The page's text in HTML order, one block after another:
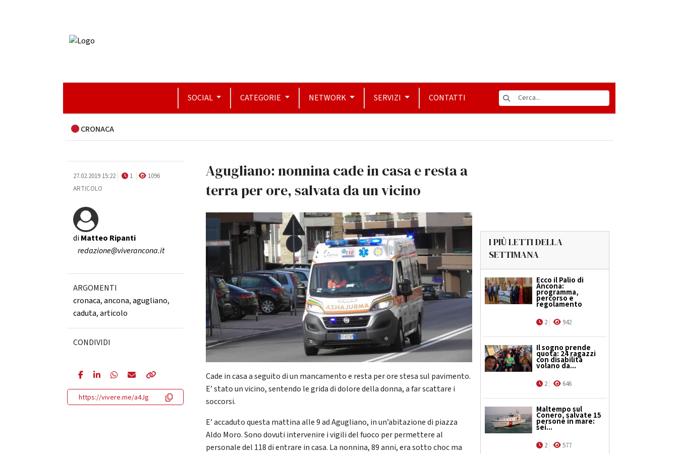
SOCIAL CATEGORIE NETWORK SERVIZI CONTATTI
CRONACA
27.02.2019 15:22 1
1096
ARTICOLO
diMatteo Ripanti
redazione@viverancona.it
ARGOMENTI
cronaca,ancona,agugliano,
caduta,articolo
CONDIVIDI
https://vivere.me/a4Jg
Agugliano: nonnina cade in casa e resta a
terra per ore, salvata da un vicino
Cade in casa a seguito di un mancamento e resta per ore stesa sul pavimento.
E’ stato un vicino, sentendo le grida di dolore della donna, a far scattare i
soccorsi.
E’ accaduto questa mattina alle 9 ad Agugliano, in un’abitazione di piazza
Aldo Moro. Sono dovuti intervenire i vigili del fuoco per permettere al
personale del 118 di entrare in casa. La nonnina, 89 anni, era sotto choc ma
I PIÙ LETTI DELLA
SETTIMANA
Ecco il Palio di
Ancona:
programma,
percorso e
regolamento
2 942
Il sogno prende
quota: 24 ragazzi
con disabilità
volano da...
2 646
Maltempo sul
Conero, salvate 15
persone in mare:
sei...
2 577